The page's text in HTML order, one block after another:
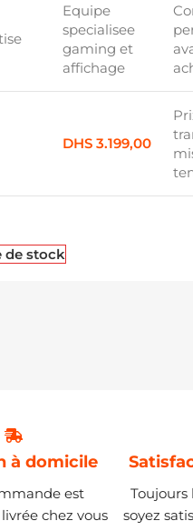
Equipe
specialisee
gaming et
affichage
DHS 3.199,00
de stock
à domicile
est
chez vous
Toujours
soyez